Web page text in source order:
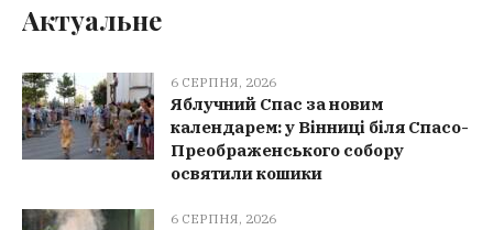
Актуальне
6 СЕРПНЯ, 2026
Яблучний Спас за новим
календарем: у Вінниці біля Спасо-
Преображенського собору
освятили кошики
6 СЕРПНЯ, 2026